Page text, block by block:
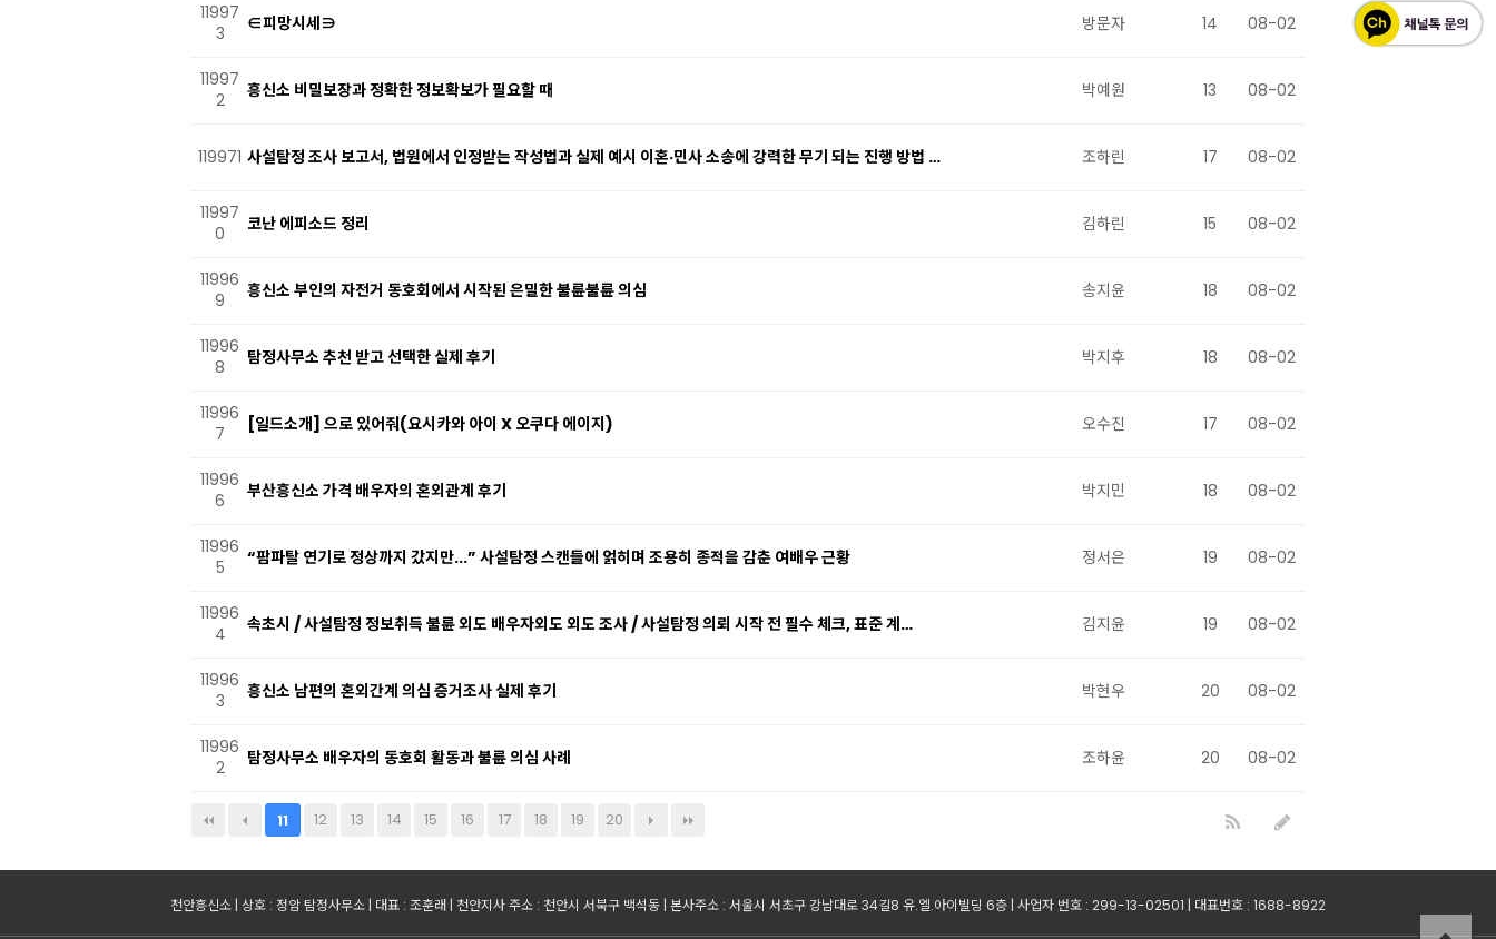
11997
3
∈피망시세∋ 방문자 14 08-02
11997
2
흥신소 비밀보장과 정확한 정보확보가 필요할 때 박예원 13 08-02
119971 사설탐정 조사 보고서, 법원에서 인정받는 작성법과 실제 예시 이혼·민사 소송에 강력한 무기 되는 진행 방법 … 조하린 17 08-02
11997
0
코난 에피소드 정리 김하린 15 08-02
11996
9
흥신소 부인의 자전거 동호회에서 시작된 은밀한 불륜불륜 의심 송지윤 18 08-02
11996
8
탐정사무소 추천 받고 선택한 실제 후기 박지후 18 08-02
11996
7
[일드소개] 으로 있어줘(요시카와 아이 X 오쿠다 에이지) 오수진 17 08-02
11996
6
부산흥신소 가격 배우자의 혼외관계 후기 박지민 18 08-02
11996
5
“팜파탈 연기로 정상까지 갔지만...” 사설탐정 스캔들에 얽히며 조용히 종적을 감춘 여배우 근황 정서은 19 08-02
11996
4
속초시 / 사설탐정 정보취득 불륜 외도 배우자외도 외도 조사 / 사설탐정 의뢰 시작 전 필수 체크, 표준 계… 김지윤 19 08-02
11996
3
흥신소 남편의 혼외간계 의심 증거조사 실제 후기 박현우 20 08-02
11996
2
탐정사무소 배우자의 동호회 활동과 불륜 의심 사례 조하윤 20 08-02
11 12 13 14 15 16 17 18 19 20
천안흥신소 | 상호 : 정암 탐정사무소 | 대표 : 조훈래 | 천안지사 주소 : 천안시 서북구 백석동 | 본사주소 : 서울시 서초구 강남대로 34길8 유.엘.아이빌딩 6층 | 사업자 번호 : 299-13-02501 | 대표번호 : 1688-8922